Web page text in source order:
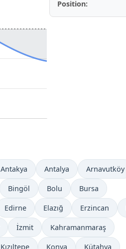
Position:
Antakya Antalya Arnavutköy
Bingöl Bolu Bursa
Edirne Elazığ Erzincan
İzmit Kahramanmaraş
Kızıltepe Konya Kütahya